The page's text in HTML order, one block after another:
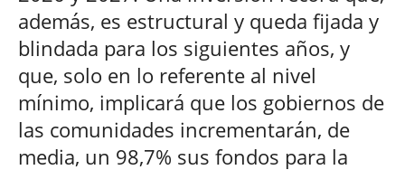
además, es estructural y queda fijada y
blindada para los siguientes años, y
que, solo en lo referente al nivel
mínimo, implicará que los gobiernos de
las comunidades incrementarán, de
media, un 98,7% sus fondos para la